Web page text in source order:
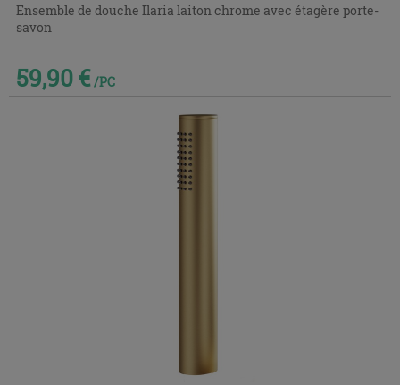
Ensemble de douche Ilaria laiton chrome avec étagère porte-
savon
59,90 € /PC